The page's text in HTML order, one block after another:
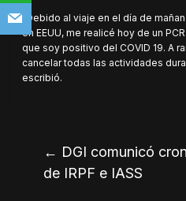
“Debido al viaje en el día de
en EEUU, me realicé hoy de un
que soy positivo del COVID 19. A
cancelar todas las actividades
escribió.
← DGI comunicó
de IRPF e IASS